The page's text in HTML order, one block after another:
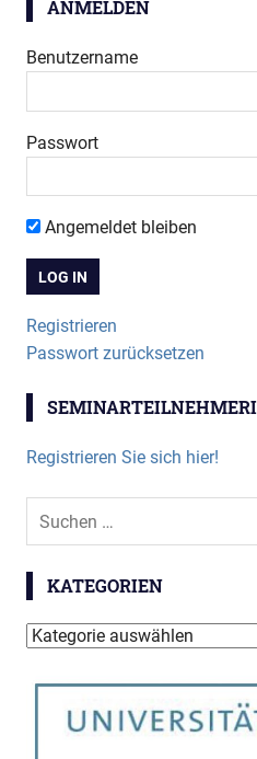
ANMELDEN
Benutzername
Passwort
Angemeldet bleiben
Registrieren
Passwort zurücksetzen
Registrieren Sie sich hier!
Suchen
KATEGORIEN
Kategorien